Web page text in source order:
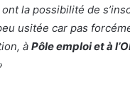
la possibilité de
usitée car pas
à Pôle emploi et à